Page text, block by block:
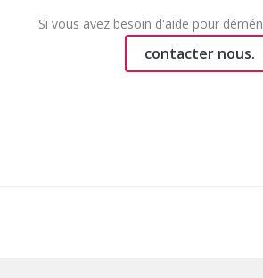
Si vous avez besoin d'aide pour
contacter nous.